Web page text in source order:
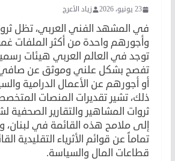
23 يونيو، 2026 زياد الأعرج
في المشهد الفني العربي، تظل
وأجورهم واحدة من أكثر الملفات
توجد في العالم العربي هيئات
تفصح بشكل علني وموثق عن صافي
أو أجورهم عن الأعمال الدرامية
ذلك، تشير تقديرات المنصات
ثروات المشاهير والتقارير الصحفية
إلى ملامح هذه القائمة في لبنان،
تماماً عن قوائم الأثرياء التقليدية
قطاعات المال والسياسة.